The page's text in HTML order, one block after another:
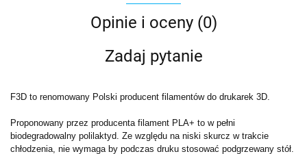
Opinie i oceny (0)
Zadaj pytanie
F3D to renomowany Polski producent filamentów do drukarek 3D.
Proponowany przez producenta filament PLA+ to w pełni
biodegradowalny polilaktyd. Ze względu na niski skurcz w trakcie
chłodzenia, nie wymaga by podczas druku stosować podgrzewany stół.